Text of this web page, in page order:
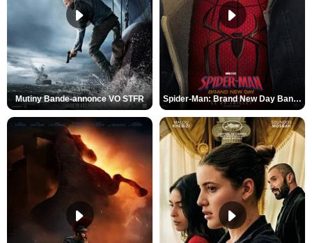
Mutiny Bande-annonce VO STFR Spider-Man: Brand New Day Bande-annonce VO STFR